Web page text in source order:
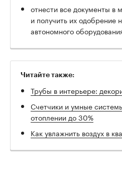
отнести все документы
и получить их одобрение
автономного
Читайте также:
Трубы в интерьере:
Счетчики и умные
отоплении до 30%
Как увлажнить воздух в